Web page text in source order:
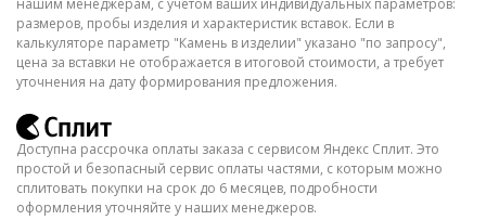
нашим менеджерам, с учётом ваших индивидуальных параметров:
размеров, пробы изделия и характеристик вставок. Если в
калькуляторе параметр "Камень в изделии" указано "по запросу",
цена за вставки не отображается в итоговой стоимости, а требует
уточнения на дату формирования предложения.
Доступна рассрочка оплаты заказа с сервисом Яндекс Сплит. Это
простой и безопасный сервис оплаты частями, с которым можно
сплитовать покупки на срок до 6 месяцев, подробности
оформления уточняйте у наших менеджеров.